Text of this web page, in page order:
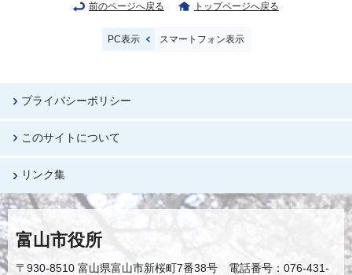
前のページへ戻る トップページへ戻る
PC表示 スマートフォン表示
プライバシーポリシー
このサイトについて
リンク集
富山市役所
〒930-8510 富山県富山市新桜町7番38号 電話番号：076-431-